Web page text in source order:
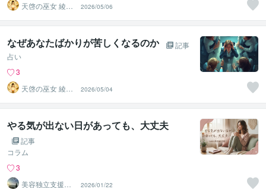
天啓の巫女 綾乃
｜神仏龍神の神
託師
2026/05/06
なぜあなたばかりが苦しくなるのか
記事
占い
3
天啓の巫女 綾乃
｜神仏龍神の神
託師
2026/05/04
やる気が出ない日があっても、大丈夫
記事
コラム
3
美容独立支援
2026/01/22